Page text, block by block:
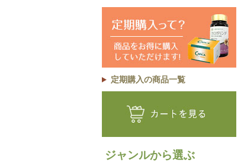
定期購入の商品一覧
ジャンルから選ぶ